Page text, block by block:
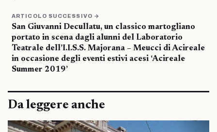
ARTICOLO SUCCESSIVO →
San Giuvanni Decullatu, un classico martogliano
portato in scena dagli alunni del Laboratorio
Teatrale dell’I.I.S.S. Majorana – Meucci di Acireale
in occasione degli eventi estivi acesi ‘Acireale
Summer 2019’
Da leggere anche